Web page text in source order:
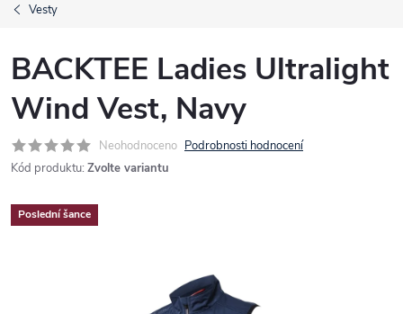
Vesty
BACKTEE Ladies Ultralight
Wind Vest, Navy
Neohodnoceno Podrobnosti hodnocení
Kód produktu: Zvolte variantu
Poslední šance